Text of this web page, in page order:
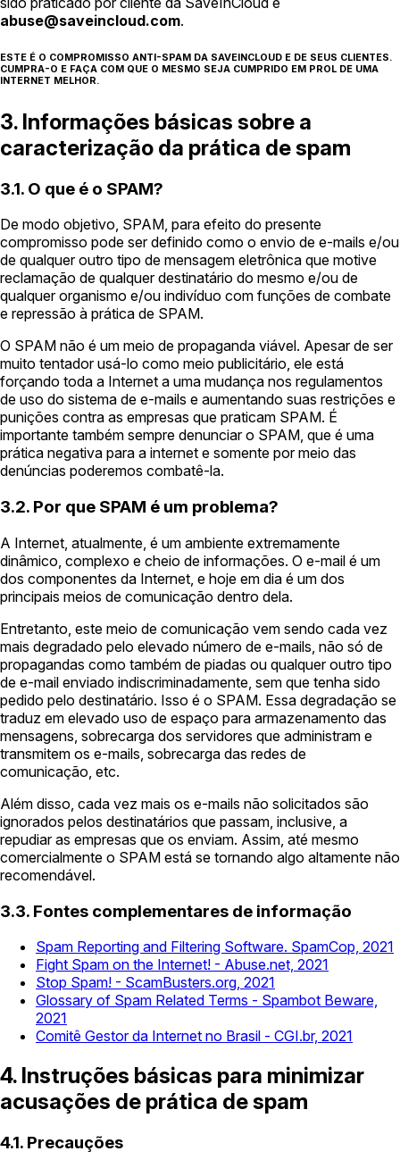
abuse@saveincloud.com.
ESTE É O COMPROMISSO ANTI-SPAM DA SAVEINCLOUD E DE SEUS CLIENTES.
CUMPRA-O E FAÇA COM QUE O MESMO SEJA CUMPRIDO EM PROL DE UMA
INTERNET MELHOR.
3. Informações básicas sobre a
caracterização da prática de spam
3.1. O que é o SPAM?
De modo objetivo, SPAM, para efeito do presente
compromisso pode ser definido como o envio de e-mails e/ou
de qualquer outro tipo de mensagem eletrônica que motive
reclamação de qualquer destinatário do mesmo e/ou de
qualquer organismo e/ou indivíduo com funções de combate
e repressão à prática de SPAM.
O SPAM não é um meio de propaganda viável. Apesar de ser
muito tentador usá-lo como meio publicitário, ele está
forçando toda a Internet a uma mudança nos regulamentos
de uso do sistema de e-mails e aumentando suas restrições e
punições contra as empresas que praticam SPAM. É
importante também sempre denunciar o SPAM, que é uma
prática negativa para a internet e somente por meio das
denúncias poderemos combatê-la.
3.2. Por que SPAM é um problema?
A Internet, atualmente, é um ambiente extremamente
dinâmico, complexo e cheio de informações. O e-mail é um
dos componentes da Internet, e hoje em dia é um dos
principais meios de comunicação dentro dela.
Entretanto, este meio de comunicação vem sendo cada vez
mais degradado pelo elevado número de e-mails, não só de
propagandas como também de piadas ou qualquer outro tipo
de e-mail enviado indiscriminadamente, sem que tenha sido
pedido pelo destinatário. Isso é o SPAM. Essa degradação se
traduz em elevado uso de espaço para armazenamento das
mensagens, sobrecarga dos servidores que administram e
transmitem os e-mails, sobrecarga das redes de
comunicação, etc.
Além disso, cada vez mais os e-mails não solicitados são
ignorados pelos destinatários que passam, inclusive, a
repudiar as empresas que os enviam. Assim, até mesmo
comercialmente o SPAM está se tornando algo altamente não
recomendável.
3.3. Fontes complementares de informação
Spam Reporting and Filtering Software. SpamCop, 2021
Fight Spam on the Internet! - Abuse.net, 2021
Stop Spam! - ScamBusters.org, 2021
Glossary of Spam Related Terms - Spambot Beware,
2021
Comitê Gestor da Internet no Brasil - CGI.br, 2021
4. Instruções básicas para minimizar
acusações de prática de spam
4.1. Precauções